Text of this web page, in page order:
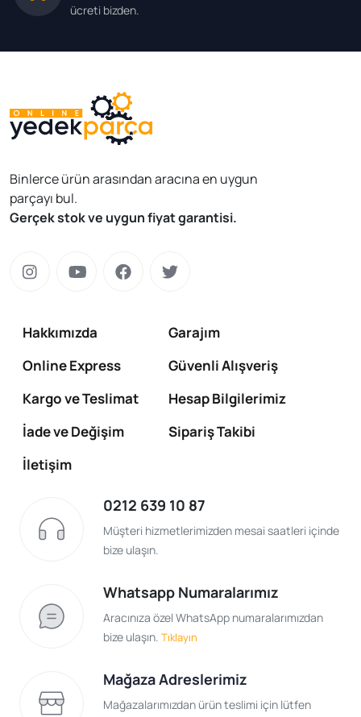
ücreti bizden.
Binlerce ürün arasından aracına en uygun
parçayı bul.
Gerçek stok ve uygun fiyat garantisi.
Hakkımızda
Garajım
Online Express
Güvenli Alışveriş
Kargo ve Teslimat
Hesap Bilgilerimiz
İade ve Değişim
Sipariş Takibi
İletişim
0212 639 10 87
Müşteri hizmetlerimizden mesai saatleri içinde
bize ulaşın.
Whatsapp Numaralarımız
Aracınıza özel WhatsApp numaralarımızdan
bize ulaşın. Tıklayın
Mağaza Adreslerimiz
Mağazalarımızdan ürün teslimi için lütfen